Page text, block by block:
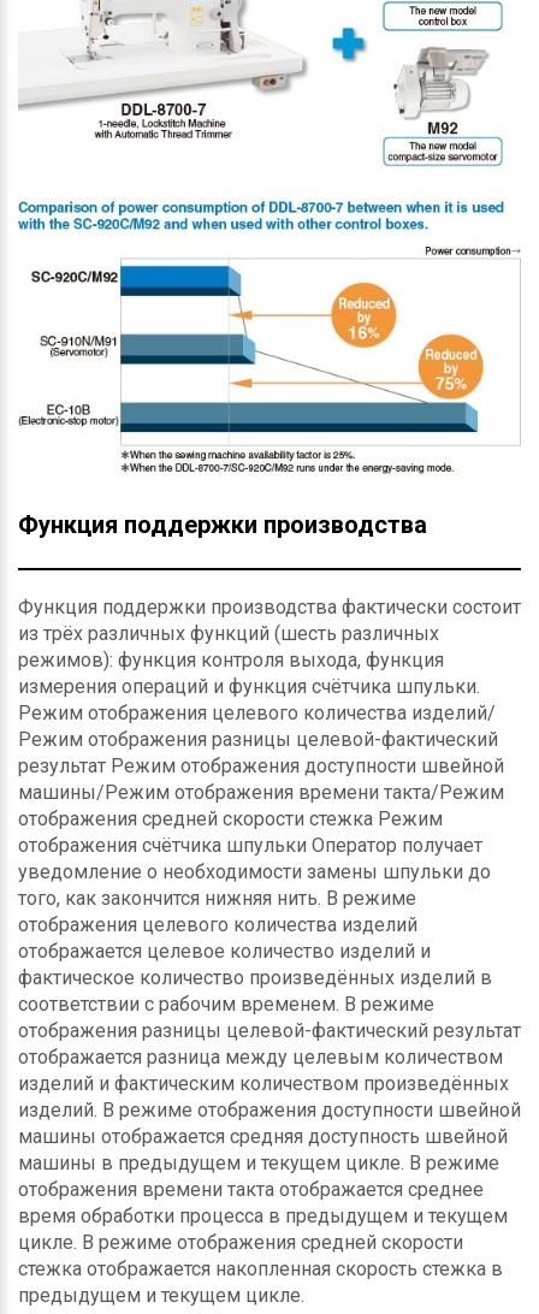
Функция поддержки производства
Функция поддержки производства фактически состоит
из трёх различных функций (шесть различных
режимов): функция контроля выхода, функция
измерения операций и функция счётчика шпульки.
Режим отображения целевого количества изделий/
Режим отображения разницы целевой-фактический
результат Режим отображения доступности швейной
машины/Режим отображения времени такта/Режим
отображения средней скорости стежка Режим
отображения счётчика шпульки Оператор получает
уведомление о необходимости замены шпульки до
того, как закончится нижняя нить. В режиме
отображения целевого количества изделий
отображается целевое количество изделий и
фактическое количество произведённых изделий в
соответствии с рабочим временем. В режиме
отображения разницы целевой-фактический результат
отображается разница между целевым количеством
изделий и фактическим количеством произведённых
изделий. В режиме отображения доступности швейной
машины отображается средняя доступность швейной
машины в предыдущем и текущем цикле. В режиме
отображения времени такта отображается среднее
время обработки процесса в предыдущем и текущем
цикле. В режиме отображения средней скорости
стежка отображается накопленная скорость стежка в
предыдущем и текущем цикле.